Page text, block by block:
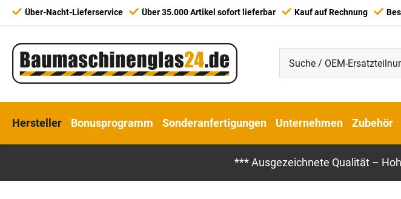
Über-Nacht-Lieferservice Über 35.000 Artikel sofort lieferbar Kauf auf Rechnung
Hersteller Bonusprogramm Sonderanfertigungen Unternehmen Zubehör
*** Ausgezeichnete Qualität –